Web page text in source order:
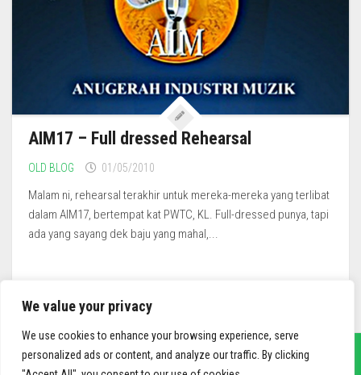
We value your privacy
We use cookies to enhance your browsing experience, serve
personalized ads or content, and analyze our traffic. By clicking
AIM17 – Full dressed Rehearsal
OLD BLOG 01/05/2010
Malam ni, rehearsal terakhir untuk mereka-mereka yang terlibat
dalam AIM17, bertempat kat PWTC, KL. Full-dressed punya, tapi
ada yang sayang dek baju yang mahal,...